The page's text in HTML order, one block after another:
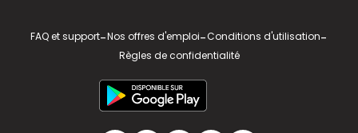
FAQ et support-Nos offres d'emploi-Conditions d'utilisation-
Règles de confidentialité